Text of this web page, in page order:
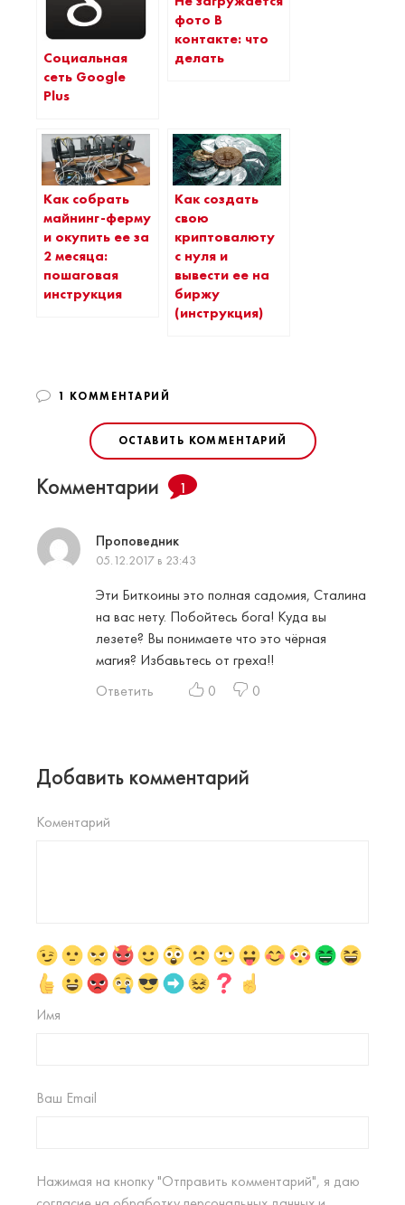
Социальная
сеть Google
Plus
фото В
контакте: что
делать
Как собрать
майнинг-ферму
и окупить ее за
2 месяца:
пошаговая
инструкция
Как создать
свою
криптовалюту
с нуля и
вывести ее на
биржу
(инструкция)
1 КОММЕНТАРИЙ
ОСТАВИТЬ КОММЕНТАРИЙ
Комментарии 1
Проповедник
05.12.2017 в 23:43
Эти Биткоины это полная садомия, Сталина
на вас нету. Побойтесь бога! Куда вы
лезете? Вы понимаете что это чёрная
магия? Избавьтесь от греха!!
Ответить
0 0
Добавить комментарий
Коментарий
Имя
Ваш Email
Нажимая на кнопку "Отправить комментарий", я даю